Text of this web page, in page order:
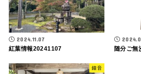
2024.11.07
紅葉情報20241107 随分ご無
鐘音